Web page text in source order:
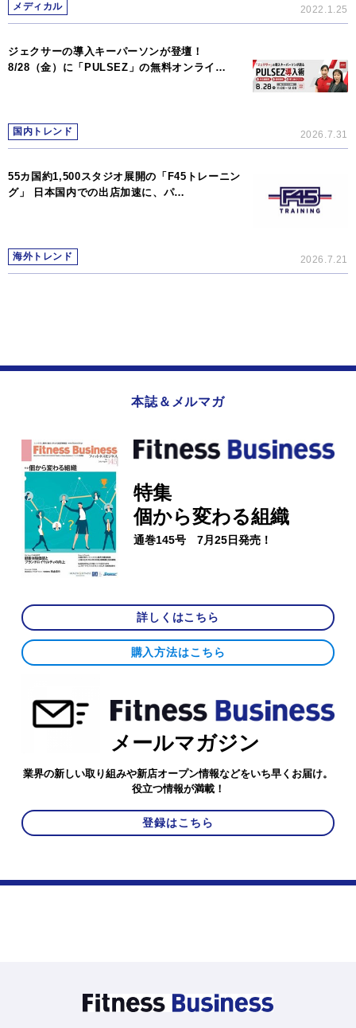
メディカル 2022.1.25
ジェクサーの導入キーパーソンが登壇！
8/28（金）に「PULSEZ」の無料オンライ…
国内トレンド 2026.7.31
55カ国約1,500スタジオ展開の「F45トレーニン
グ」 日本国内での出店加速に、パ…
海外トレンド 2026.7.21
本誌＆メルマガ
特集
個から変わる組織
通巻145号 7月25日発売！
詳しくはこちら
購入方法はこちら
メールマガジン
業界の新しい取り組みや新店オープン情報などをいち早くお届け。
役立つ情報が満載！
登録はこちら